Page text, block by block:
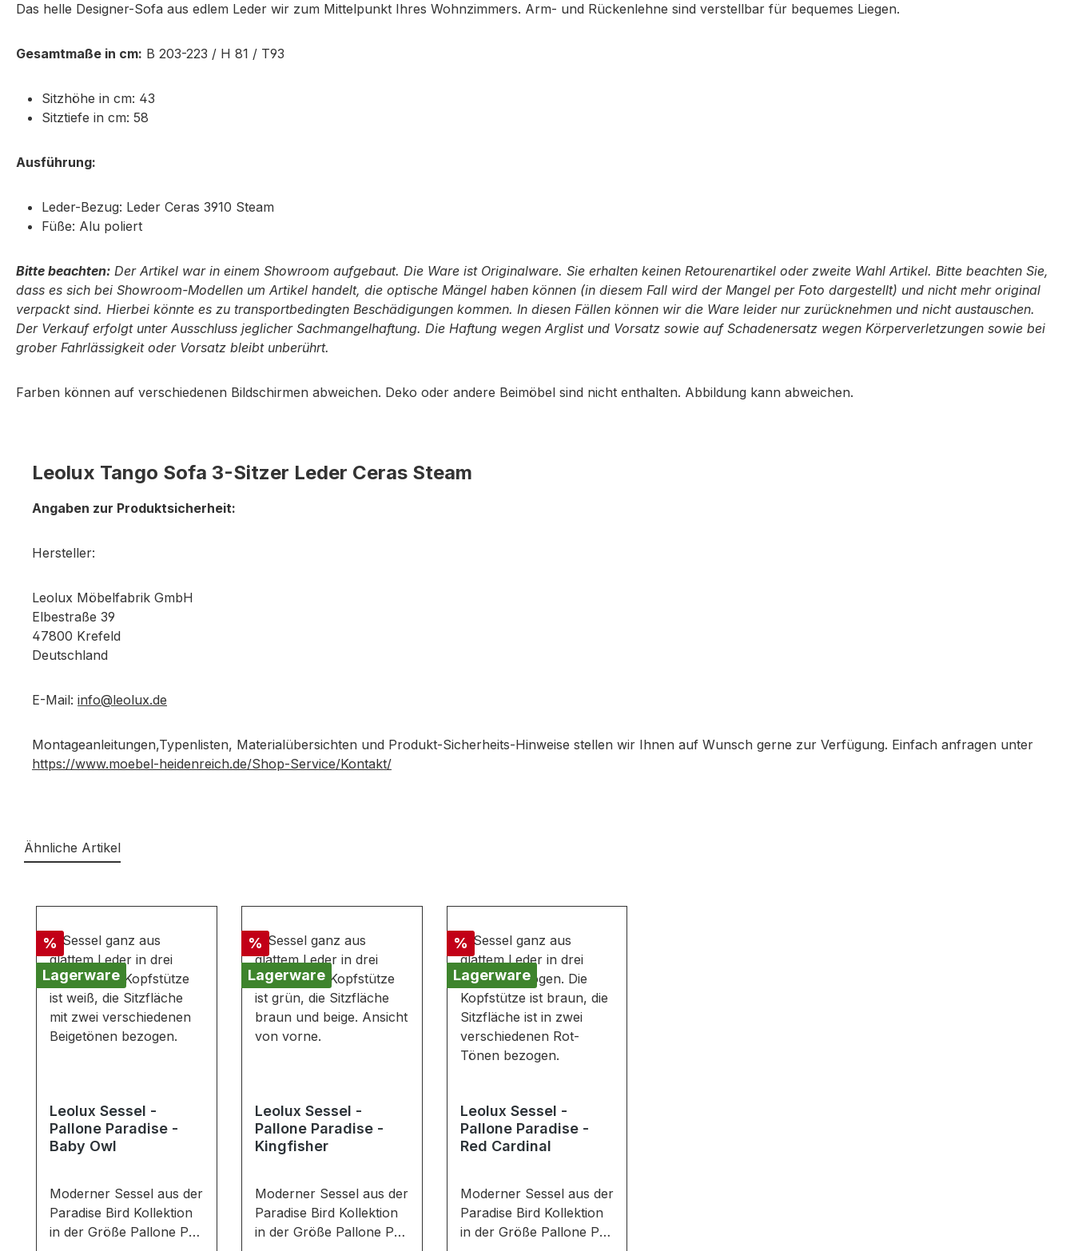
Das helle Designer-Sofa aus edlem Leder wir zum Mittelpunkt Ihres Wohnzimmers. Arm- und Rückenlehne sind verstellbar für bequemes Liegen.
Gesamtmaße in cm: B 203-223 / H 81 / T93
Sitzhöhe in cm: 43
Sitztiefe in cm: 58
Ausführung:
Leder-Bezug: Leder Ceras 3910 Steam
Füße: Alu poliert
Bitte beachten: Der Artikel war in einem Showroom aufgebaut. Die Ware ist Originalware. Sie erhalten keinen Retourenartikel oder zweite Wahl Artikel. Bitte beachten Sie,
dass es sich bei Showroom-Modellen um Artikel handelt, die optische Mängel haben können (in diesem Fall wird der Mangel per Foto dargestellt) und nicht mehr original
verpackt sind. Hierbei könnte es zu transportbedingten Beschädigungen kommen. In diesen Fällen können wir die Ware leider nur zurücknehmen und nicht austauschen.
Der Verkauf erfolgt unter Ausschluss jeglicher Sach­mangelhaftung. Die Haftung wegen Arglist und Vorsatz sowie auf Schaden­ersatz wegen Körperverletzungen sowie bei
grober Fahr­lässig­keit oder Vorsatz bleibt unbe­rührt.
Farben können auf verschiedenen Bildschirmen abweichen. Deko oder andere Beimöbel sind nicht enthalten. Abbildung kann abweichen.
Leolux Tango Sofa 3-Sitzer Leder Ceras Steam
Angaben zur Produktsicherheit:
Hersteller:
Leolux Möbelfabrik GmbH
Elbestraße 39
47800 Krefeld
Deutschland
E-Mail: info@leolux.de
Montageanleitungen,Typenlisten, Materialübersichten und Produkt-Sicherheits-Hinweise stellen wir Ihnen auf Wunsch gerne zur Verfügung. Einfach anfragen unter
https://www.moebel-heidenreich.de/Shop-Service/Kontakt/
Ähnliche Artikel
Rabatt
%
Lagerware
Leolux Sessel -
Pallone Paradise -
Baby Owl
Moderner Sessel aus der
Paradise Bird Kollektion
in der Größe Pallone Pa.
Rabatt
%
Lagerware
Leolux Sessel -
Pallone Paradise -
Kingfisher
Moderner Sessel aus der
Paradise Bird Kollektion
in der Größe Pallone Pa.
Rabatt
%
Lagerware
Leolux Sessel -
Pallone Paradise -
Red Cardinal
Moderner Sessel aus der
Paradise Bird Kollektion
in der Größe Pallone Pa.